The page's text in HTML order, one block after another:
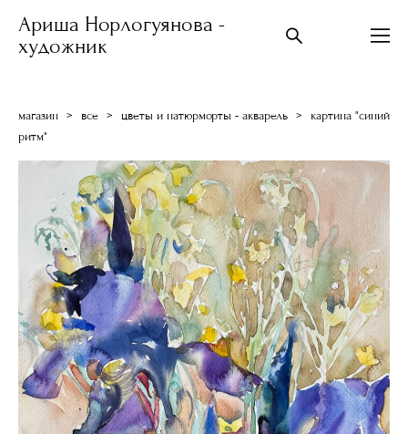
Ариша Норлогуянова -
художник
магазин > все > цветы и натюрморты - акварель >
картина "синий
ритм"